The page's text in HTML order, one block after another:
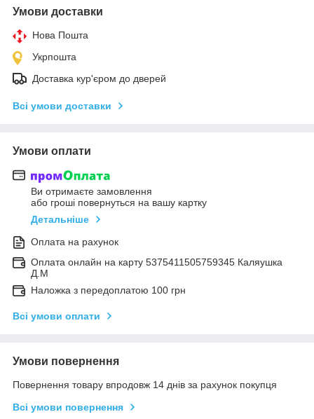
Умови доставки
Нова Пошта
Укрпошта
Доставка кур'єром до дверей
Всі умови доставки
Умови оплати
Ви отримаєте замовлення
або гроші повернуться на вашу картку
Детальніше
Оплата на рахунок
Оплата онлайн на карту 5375411505759345 Каляушка
Д.М
Наложка з передоплатою 100 грн
Всі умови оплати
Умови повернення
Повернення товару впродовж 14 днів за рахунок покупця
Всі умови повернення